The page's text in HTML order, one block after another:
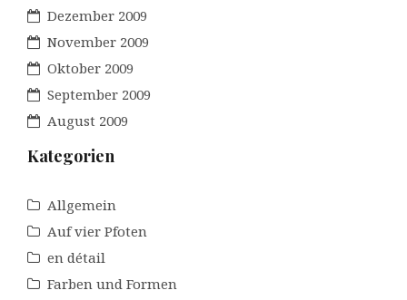
Dezember 2009
November 2009
Oktober 2009
September 2009
August 2009
Kategorien
Allgemein
Auf vier Pfoten
en détail
Farben und Formen